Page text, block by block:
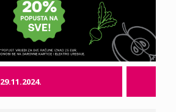
29.11.2024.